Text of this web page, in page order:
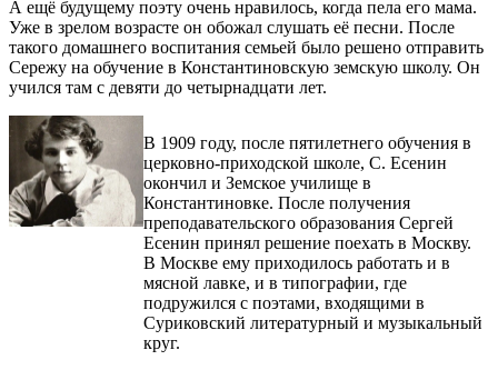
А ещё будущему поэту очень нравилось, когда пела его мама.
Уже в зрелом возрасте он обожал слушать её песни. После
такого домашнего воспитания семьей было решено отправить
Сережу на обучение в Константиновскую земскую школу. Он
учился там с девяти до четырнадцати лет.
В 1909 году, после пятилетнего обучения в
церковно-приходской школе, С. Есенин
окончил и Земское училище в
Константиновке. После получения
преподавательского образования Сергей
Есенин принял решение поехать в Москву.
В Москве ему приходилось работать и в
мясной лавке, и в типографии, где
подружился с поэтами, входящими в
Суриковский литературный и музыкальный
круг.